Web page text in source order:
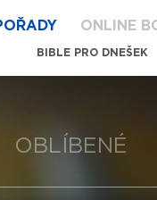
ONLINE
BIBLE PRO DNEŠEK
OBLÍBENÉ